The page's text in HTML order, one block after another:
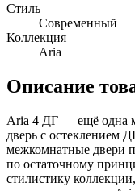
Стиль
Современный
Коллекция
Aria
Описание
Aria 4 ДГ — ещё одна
дверь с остеклением
межкомнатные двери
по остаточному
стилистику